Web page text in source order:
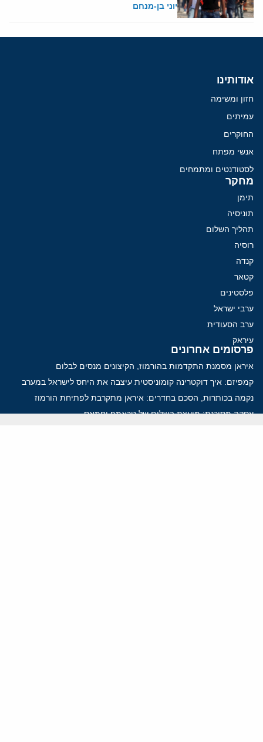
יוני בן-מנחם
אודותינו
חזון ומשימה
עמיתים
החוקרים
אנשי מפתח
לסטודנטים ומתמחים
מחקר
תימן
תוניסיה
תהליך השלום
רוסיה
קנדה
קטאר
פלסטינים
ערבי ישראל
ערב הסעודית
עיראק
פרסומים אחרונים
איראן מסמנת התקדמות בהורמוז, הקיצונים מנסים לבלום
קמפיזם: איך דוקטרינה קומוניסטית עיצבה את היחס לישראל במערב
נקמה בכותרות, הסכם בחדרים: איראן מתקרבת לפתיחת הורמוז
עסקה מסוכנת: מועצת השלום של טראמפ וחמאס